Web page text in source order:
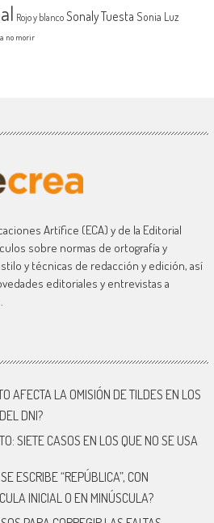
Rojo y blanco Sonaly Tuesta Sonia Luz
no morir
Artífice (ECA) y de la Editorial
sobre normas de ortografía y
y técnicas de redacción y edición, así
editoriales y entrevistas a
AFECTA LA OMISIÓN DE TILDES EN LOS
DNI?
SIETE CASOS EN LOS QUE NO SE USA
ESCRIBE “REPÚBLICA”, CON
INICIAL O EN MINÚSCULA?